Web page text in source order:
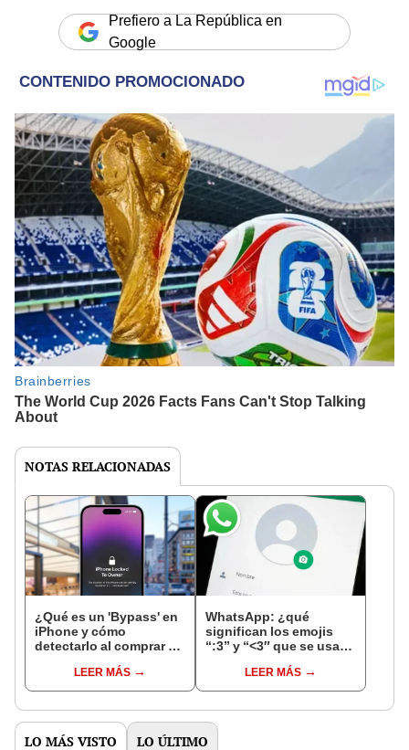
Prefiero a La República en
Google
NOTAS RELACIONADAS
¿Qué es un 'Bypass' en
iPhone y cómo
detectarlo al comprar un
LEER MÁS
WhatsApp: ¿qué
significan los emojis
“:3” y “<3″ que se usan
LEER MÁS
LO MÁS VISTO LO ÚLTIMO